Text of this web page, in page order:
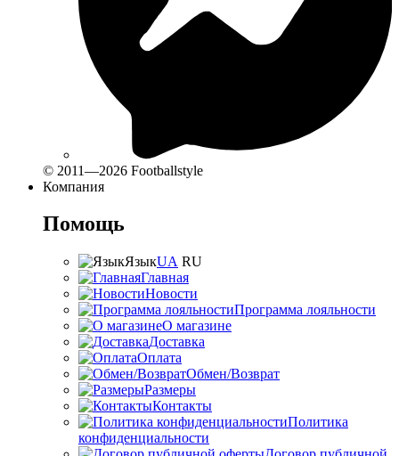
© 2011—2026 Footballstyle
Компания
Помощь
ЯзыкUA RU
Главная
Новости
Программа лояльности
О магазине
Доставка
Оплата
Обмен/Возврат
Размеры
Контакты
Политика
конфиденциальности